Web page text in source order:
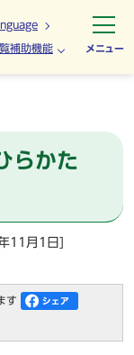
補助機能 メニュー
らかた
11月1日]
す